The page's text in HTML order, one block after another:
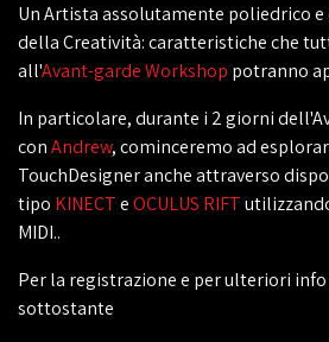
Un Artista assolutamente poliedrico
della Creatività: caratteristiche che
all'Avant-garde Workshop potranno
In particolare, durante i 2 giorni
conAndrew, cominceremo ad
TouchDesigner anche attraverso
tipo KINECTeOCULUS RIFT
MIDI..
Per la registrazione e per ulteriori
sottostante